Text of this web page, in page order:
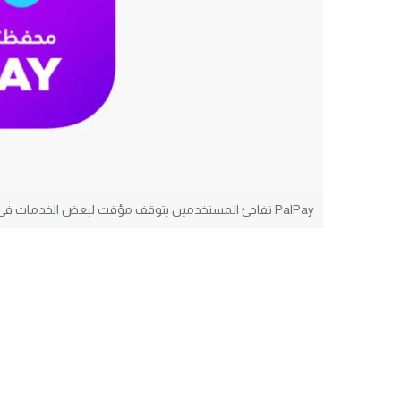
PalPay تفاجئ المستخدمين بتوقف مؤقت لبعض الخدمات في هذا الموعد